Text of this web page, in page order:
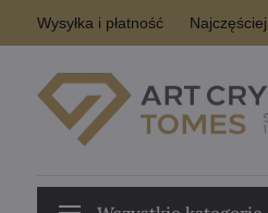
Wysyłka i płatność